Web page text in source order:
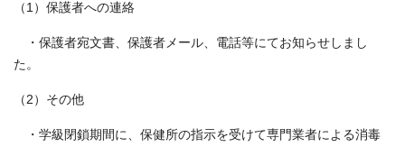
（1）保護者への連絡
・保護者宛文書、保護者メール、電話等にてお知らせしまし
た。
（2）その他
・学級閉鎖期間に、保健所の指示を受けて専門業者による消毒